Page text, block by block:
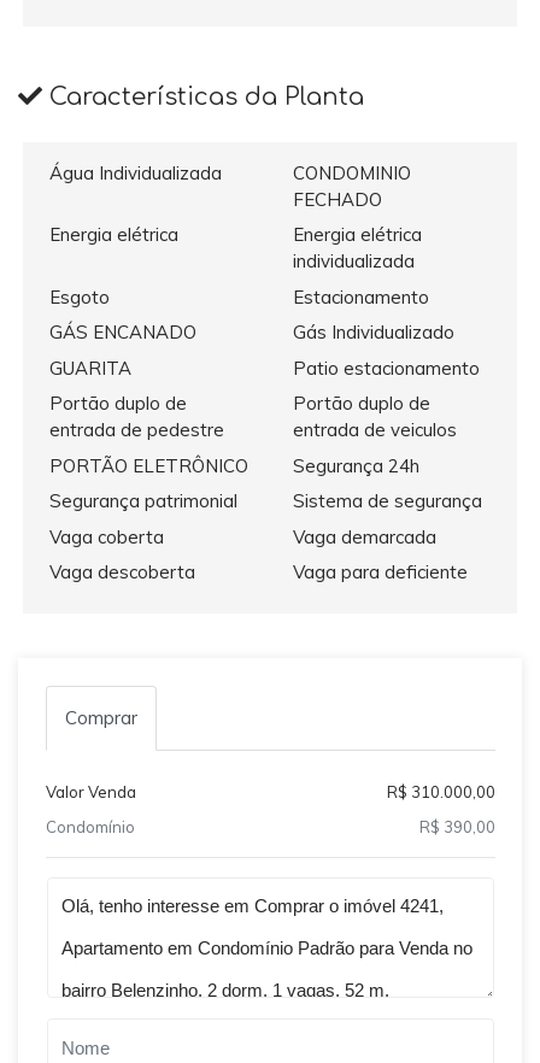
Características da Planta
Água Individualizada
CONDOMINIO
FECHADO
Energia elétrica
Energia elétrica
individualizada
Esgoto
Estacionamento
GÁS ENCANADO
Gás Individualizado
GUARITA
Patio estacionamento
Portão duplo de
entrada de pedestre
Portão duplo de
entrada de veiculos
PORTÃO ELETRÔNICO
Segurança 24h
Segurança patrimonial
Sistema de segurança
Vaga coberta
Vaga demarcada
Vaga descoberta
Vaga para deficiente
Comprar
Valor Venda
R$ 310.000,00
Condomínio
R$ 390,00